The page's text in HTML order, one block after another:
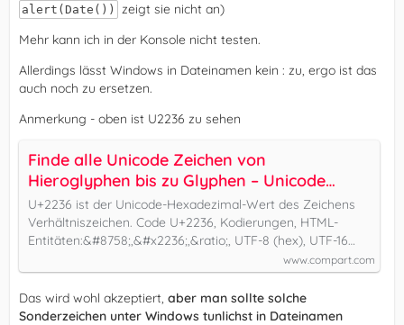
alert(Date())
zeigt sie nicht an)
Mehr kann ich in der Konsole nicht testen.
Allerdings lässt Windows in Dateinamen kein : zu, ergo ist das
auch noch zu ersetzen.
Anmerkung - oben ist U2236 zu sehen
Finde alle Unicode Zeichen von
Hieroglyphen bis zu Glyphen – Unicode
Compart
U+2236 ist der Unicode-Hexadezimal-Wert des Zeichens
Verhältniszeichen. Code U+2236, Kodierungen, HTML-
Entitäten:&#8758;,&#x2236;,&ratio;, UTF-8 (hex), UTF-16…
www.compart.com
Das wird wohl akzeptiert, aber man sollte solche
Sonderzeichen unter Windows tunlichst in Dateinamen